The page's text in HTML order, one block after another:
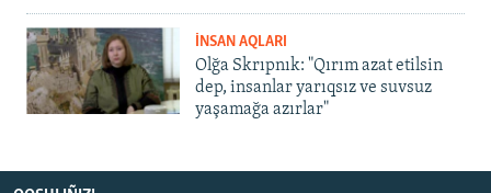
İNSAN AQLARI
Olğa Skrıpnık: "Qırım azat etilsin
dep, insanlar yarıqsız ve suvsuz
yaşamağa azırlar"